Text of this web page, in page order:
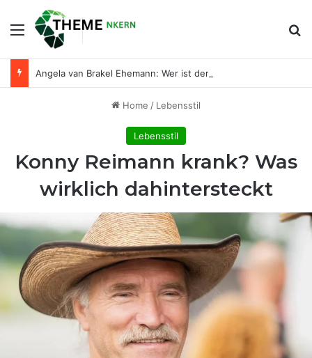
Menu
Home / Lebensstil
Lebensstil
Konny Reimann krank? Was
wirklich dahintersteckt